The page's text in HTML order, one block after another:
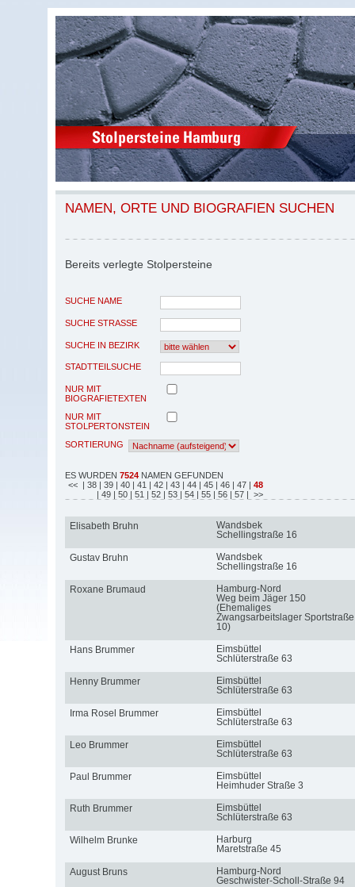
NAMEN, ORTE UND BIOGRAFIEN SUCHEN
Bereits verlegte Stolpersteine
SUCHE NAME
SUCHE STRASSE
SUCHE IN BEZIRK
STADTTEILSUCHE
NUR MIT
BIOGRAFIETEXTEN
NUR MIT
STOLPERTONSTEIN
SORTIERUNG
ES WURDEN 7524 NAMEN GEFUNDEN
<< | 38 | 39 | 40 | 41 | 42 | 43 | 44 | 45 | 46 | 47 | 48
| 49 | 50 | 51 | 52 | 53 | 54 | 55 | 56 | 57 | >>
Elisabeth Bruhn
Wandsbek
Schellingstraße 16
Gustav Bruhn
Wandsbek
Schellingstraße 16
Roxane Brumaud
Hamburg-Nord
Weg beim Jäger 150
(Ehemaliges
Zwangsarbeitslager Sportstraße
10)
Hans Brummer
Eimsbüttel
Schlüterstraße 63
Henny Brummer
Eimsbüttel
Schlüterstraße 63
Irma Rosel Brummer
Eimsbüttel
Schlüterstraße 63
Leo Brummer
Eimsbüttel
Schlüterstraße 63
Paul Brummer
Eimsbüttel
Heimhuder Straße 3
Ruth Brummer
Eimsbüttel
Schlüterstraße 63
Wilhelm Brunke
Harburg
Maretstraße 45
August Bruns
Hamburg-Nord
Geschwister-Scholl-Straße 94